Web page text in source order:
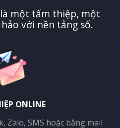
một tấm thiệp, một
với nền tảng số.
ONLINE
Zalo, SMS hoặc bằng mail